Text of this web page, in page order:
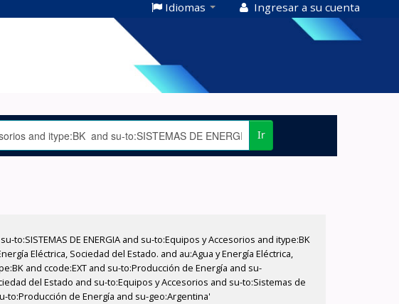
Idiomas Ingresar a su cuenta
Ir
DE ENERGIA and su-to:Equipos y Accesorios and itype:BK
Eléctrica, Sociedad del Estado. and au:Agua y Energía Eléctrica,
and ccode:EXT and su-to:Producción de Energía and su-
del Estado and su-to:Equipos y Accesorios and su-to:Sistemas de
to:Producción de Energía and su-geo:Argentina'